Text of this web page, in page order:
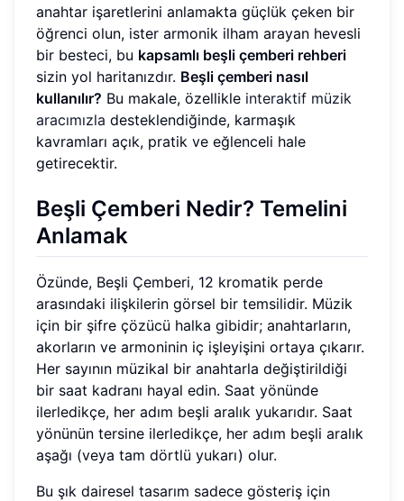
anahtar işaretlerini anlamakta güçlük çeken bir
öğrenci olun, ister armonik ilham arayan hevesli
bir besteci, bu kapsamlı beşli çemberi rehberi
sizin yol haritanızdır. Beşli çemberi nasıl
kullanılır? Bu makale, özellikle interaktif müzik
aracımızla desteklendiğinde, karmaşık
kavramları açık, pratik ve eğlenceli hale
getirecektir.
Beşli Çemberi Nedir? Temelini
Anlamak
Özünde, Beşli Çemberi, 12 kromatik perde
arasındaki ilişkilerin görsel bir temsilidir. Müzik
için bir şifre çözücü halka gibidir; anahtarların,
akorların ve armoninin iç işleyişini ortaya çıkarır.
Her sayının müzikal bir anahtarla değiştirildiği
bir saat kadranı hayal edin. Saat yönünde
ilerledikçe, her adım beşli aralık yukarıdır. Saat
yönünün tersine ilerledikçe, her adım beşli aralık
aşağı (veya tam dörtlü yukarı) olur.
Bu şık dairesel tasarım sadece gösteriş için